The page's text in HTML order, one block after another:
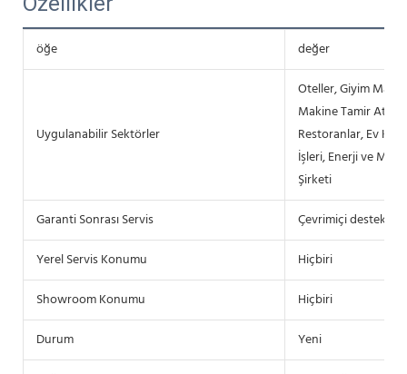
öğe değer
Uygulanabilir Sektörler
Oteller, Giyim
Makine Tamir
Restoranlar, Ev
İşleri, Enerji ve
Şirketi
Garanti Sonrası Servis
Çevrimiçi destek
Yerel Servis Konumu
Hiçbiri
Showroom Konumu
Hiçbiri
Durum
Yeni